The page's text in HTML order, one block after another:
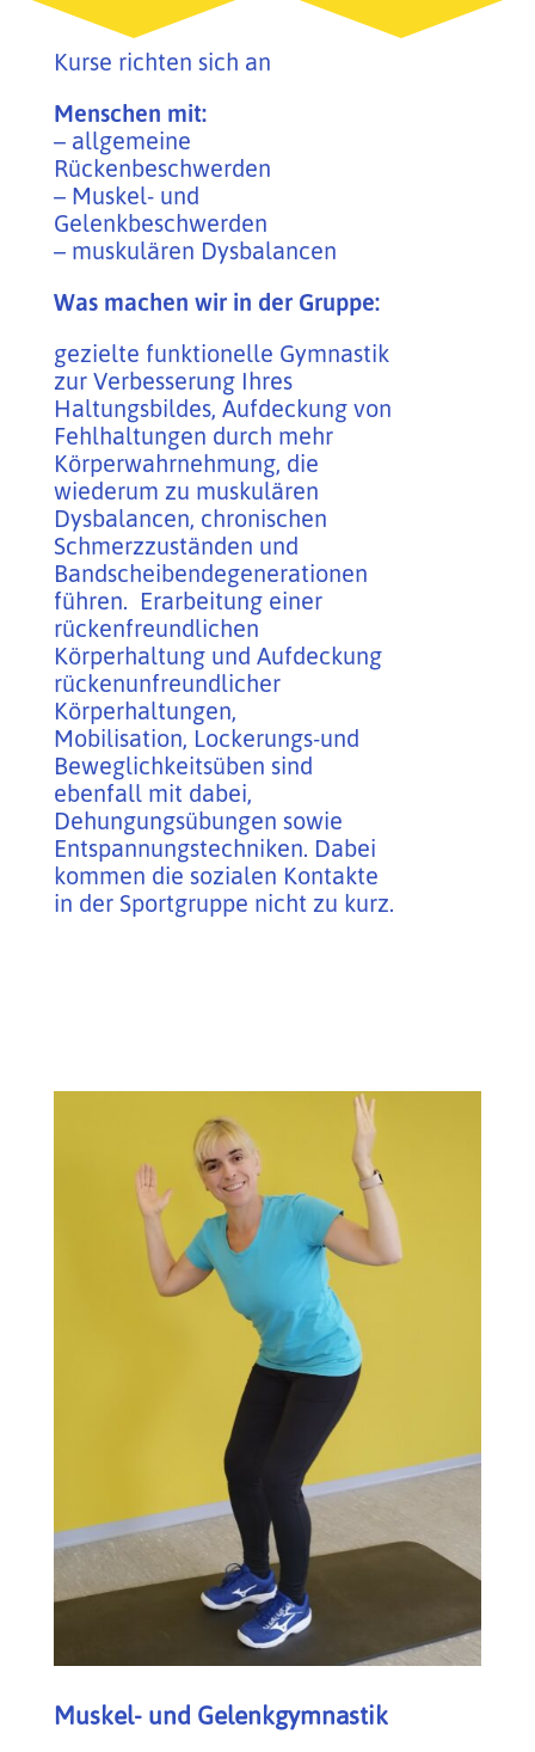
Kurse richten sich an
Menschen mit:
– allgemeine
Rückenbeschwerden
– Muskel- und
Gelenkbeschwerden
– muskulären Dysbalancen
Was machen wir in der Gruppe:
gezielte funktionelle Gymnastik
zur Verbesserung Ihres
Haltungsbildes, Aufdeckung von
Fehlhaltungen durch mehr
Körperwahrnehmung, die
wiederum zu muskulären
Dysbalancen, chronischen
Schmerzzuständen und
Bandscheibendegenerationen
führen. Erarbeitung einer
rückenfreundlichen
Körperhaltung und Aufdeckung
rückenunfreundlicher
Körperhaltungen,
Mobilisation, Lockerungs-und
Beweglichkeitsüben sind
ebenfall mit dabei,
Dehungungsübungen sowie
Entspannungstechniken. Dabei
kommen die sozialen Kontakte
in der Sportgruppe nicht zu kurz.
Muskel- und Gelenkgymnastik